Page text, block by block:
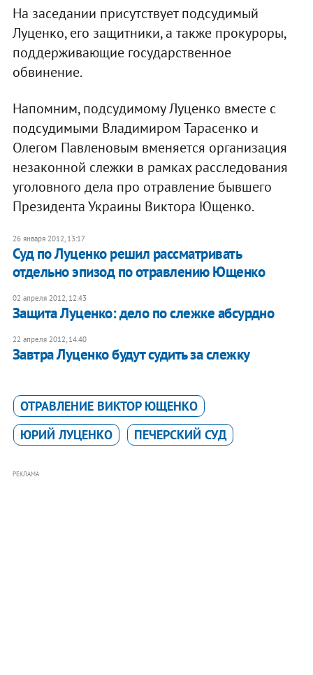
На заседании присутствует подсудимый
Луценко, его защитники, а также прокуроры,
поддерживающие государственное
обвинение.
Напомним, подсудимому Луценко вместе с
подсудимыми Владимиром Тарасенко и
Олегом Павленовым вменяется организация
незаконной слежки в рамках расследования
уголовного дела про отравление бывшего
Президента Украины Виктора Ющенко.
26 января 2012, 13:17
Суд по Луценко решил рассматривать
отдельно эпизод по отравлению Ющенко
02 апреля 2012, 12:43
Защита Луценко: дело по слежке абсурдно
22 апреля 2012, 14:40
Завтра Луценко будут судить за слежку
ОТРАВЛЕНИЕ ВИКТОР ЮЩЕНКО
ЮРИЙ ЛУЦЕНКО
ПЕЧЕРСКИЙ СУД
РЕКЛАМА